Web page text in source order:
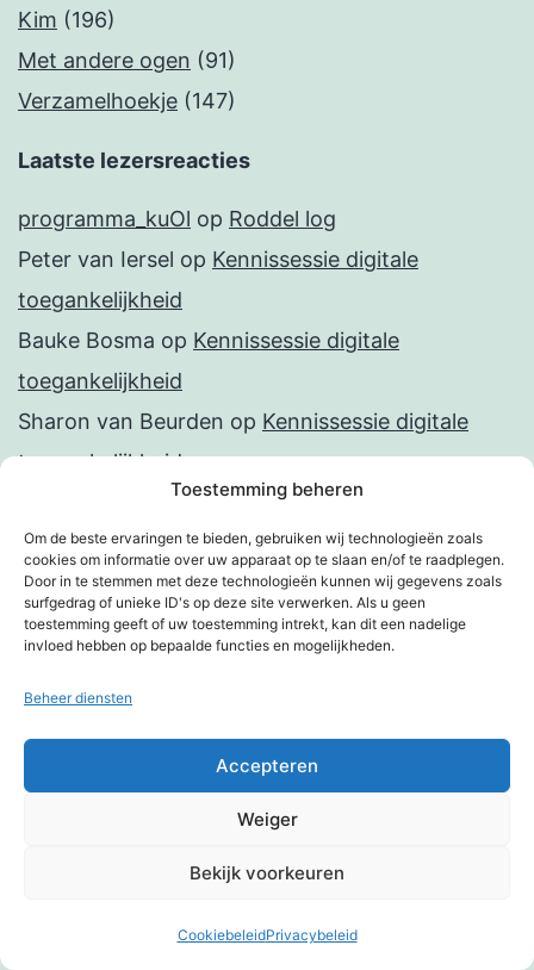
Toestemming beheren
Om de beste ervaringen te bieden, gebruiken wij technologieën zoals
cookies om informatie over uw apparaat op te slaan en/of te raadplegen.
Door in te stemmen met deze technologieën kunnen wij gegevens zoals
surfgedrag of unieke ID's op deze site verwerken. Als u geen
toestemming geeft of uw toestemming intrekt, kan dit een nadelige
invloed hebben op bepaalde functies en mogelijkheden.
Beheer diensten
Accepteren
Weiger
Bekijk voorkeuren
CookiebeleidPrivacybeleid
Kim (196)
Met andere ogen (91)
Verzamelhoekje (147)
Laatste lezersreacties
programma_kuOl op Roddel log
Peter van Iersel op Kennissessie digitale
toegankelijkheid
Bauke Bosma op Kennissessie digitale
toegankelijkheid
Sharon van Beurden op Kennissessie digitale
toegankelijkheid
Josje BrekelmansopKennissessie digitale
toegankelijkheid
Meta
Berichten feed
Reacties feed
WordPress.org
KIMBERVIETJES Donkere modus: